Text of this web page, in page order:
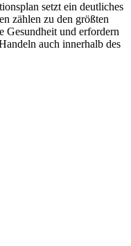
setzt ein deutliches
zählen zu den größten
Gesundheit und erfordern
auch innerhalb des